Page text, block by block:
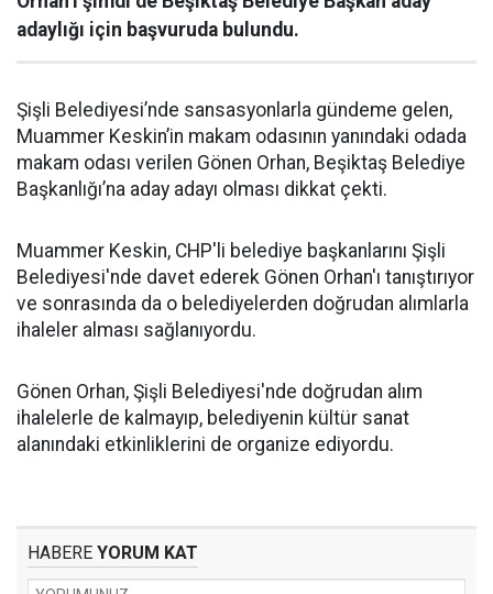
adaylığı için başvuruda bulundu.
Şişli Belediyesi’nde sansasyonlarla gündeme gelen,
Muammer Keskin’in makam odasının yanındaki odada
makam odası verilen Gönen Orhan, Beşiktaş Belediye
Başkanlığı’na aday adayı olması dikkat çekti.
Muammer Keskin, CHP'li belediye başkanlarını Şişli
Belediyesi'nde davet ederek Gönen Orhan'ı tanıştırıyor
ve sonrasında da o belediyelerden doğrudan alımlarla
ihaleler alması sağlanıyordu.
Gönen Orhan, Şişli Belediyesi'nde doğrudan alım
ihalelerle de kalmayıp, belediyenin kültür sanat
alanındaki etkinliklerini de organize ediyordu.
HABERE YORUM KAT